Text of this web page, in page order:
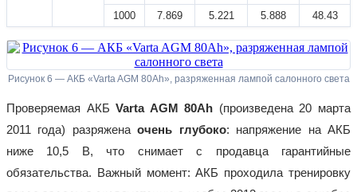
1000
7.869 5.221 5.888 48.43
Рисунок 6 — АКБ «Varta AGM 80Ah», разряженная лампой салонного света
Проверяемая АКБVarta AGM 80Ah (произведена 20 марта
2011 года) разряженаочень глубоко: напряжение на АКБ
ниже 10,5 В, что снимает с продавца гарантийные
обязательства. Важный момент: АКБ проходила тренировку